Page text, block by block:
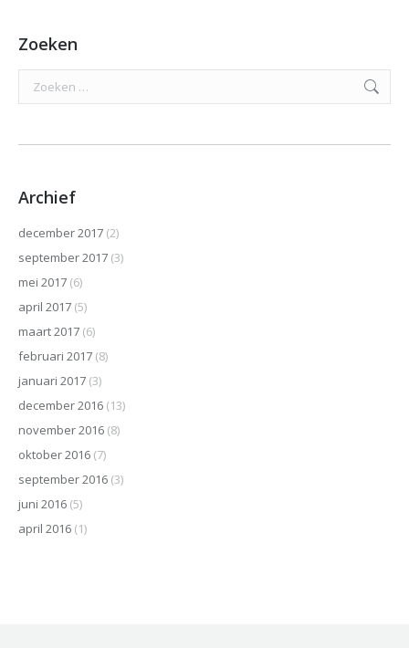
Zoeken
Search:
Archief
december 2017 (2)
september 2017 (3)
mei 2017 (6)
april 2017 (5)
maart 2017 (6)
februari 2017 (8)
januari 2017 (3)
december 2016 (13)
november 2016 (8)
oktober 2016 (7)
september 2016 (3)
juni 2016 (5)
april 2016 (1)